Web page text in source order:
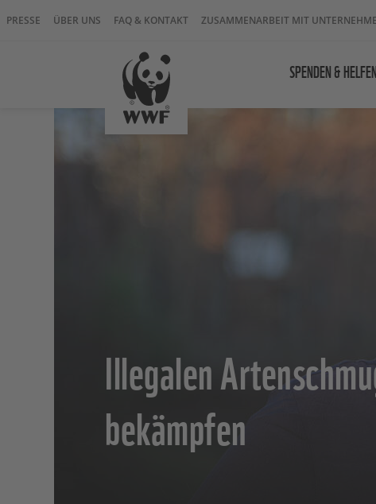
PRESSE ÜBER UNS FAQ & KONTAKT ZUSAMMENARBEIT MIT
SPENDEN & HELFEN
Illegalen
bekämpfen